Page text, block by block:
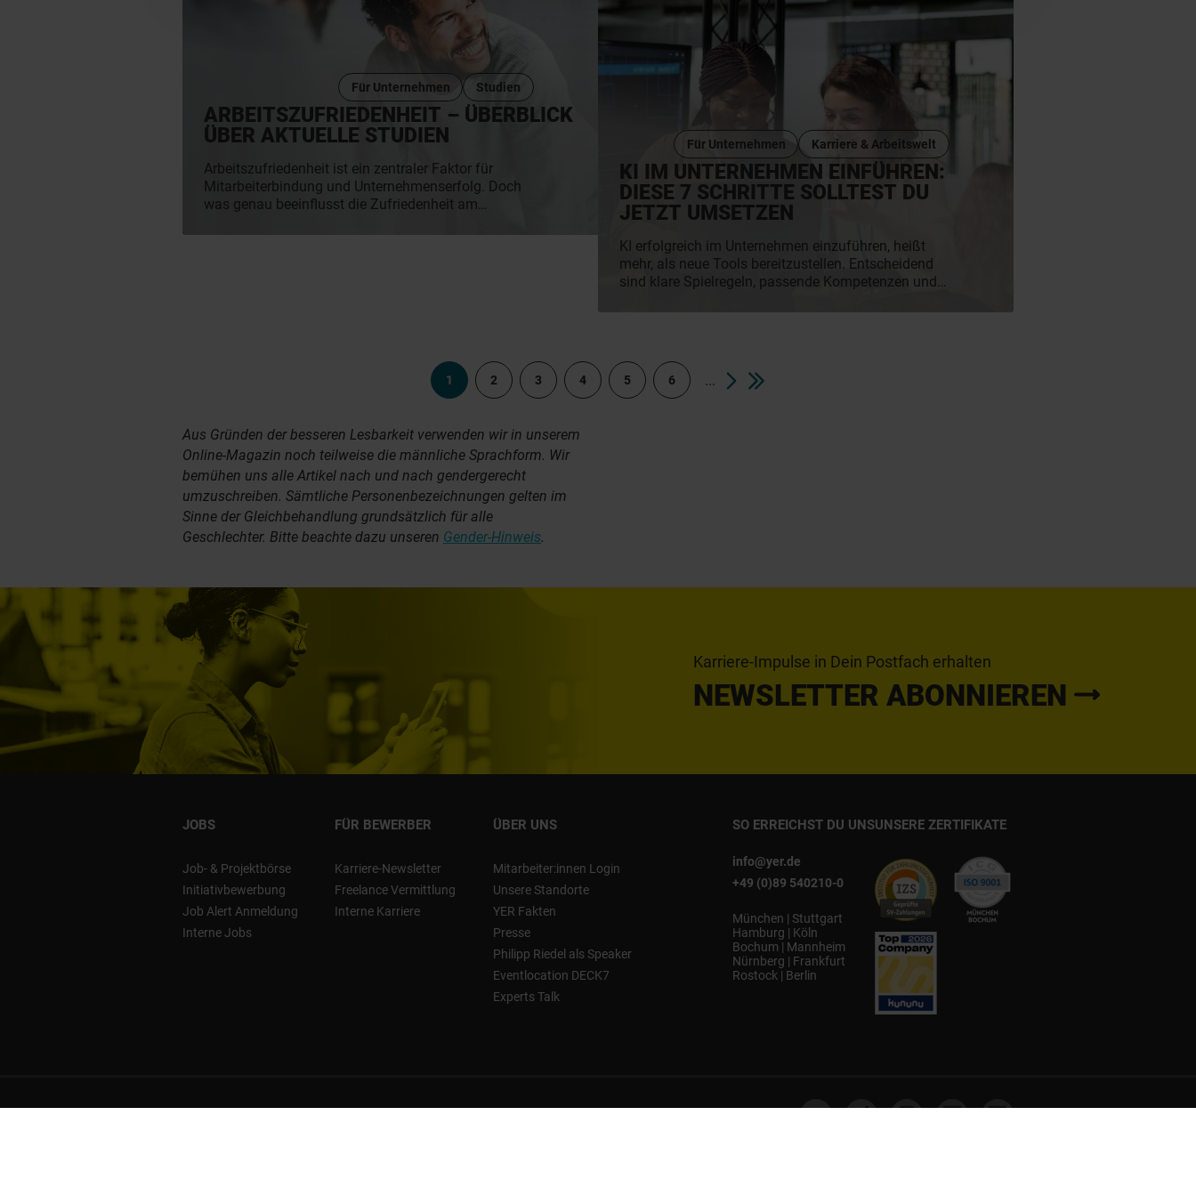
Führung, Sinnhaftigkeit und passende Tätigkeiten
an Bedeutung. Erfahre jetzt, welche Entwicklungen
die Studie sichtbar macht und was sie für
Arbeitgeber, Mitarbeiterbindung und die Arbeitswelt
von morgen bedeuten.
Studien
Für Unternehmen
ARBEITSZUFRIEDENHEIT – ÜBERBLICK
ÜBER AKTUELLE STUDIEN
Arbeitszufriedenheit ist ein zentraler Faktor für
Mitarbeiterbindung und Unternehmenserfolg. Doch
was genau beeinflusst die Zufriedenheit am
Erwartungen der Arbeitnehmer:innen über die Jahre
hier alle Studien im Überblick: kompakt, vergleichbar
und voller Impulse für die Arbeitswelt von morgen.
Karriere & Arbeitswelt
Für Unternehmen
KI IM UNTERNEHMEN EINFÜHREN:
DIESE 7 SCHRITTE SOLLTEST DU
JETZT UMSETZEN
KI erfolgreich im Unternehmen einzuführen, heißt
mehr, als neue Tools bereitzustellen. Entscheidend
sind klare Spielregeln, passende Kompetenzen und
Dir, wie das in 7 Schritten gelingt.
1 2 3 4 5 6 ...
Aus Gründen der besseren Lesbarkeit verwenden wir in unserem
Online-Magazin noch teilweise die männliche Sprachform. Wir
bemühen uns alle Artikel nach und nach gendergerecht
umzuschreiben. Sämtliche Personenbezeichnungen gelten im
Sinne der Gleichbehandlung grundsätzlich für alle
Geschlechter. Bitte beachte dazu unseren Gender-Hinweis.
Karriere-Impulse in Dein Postfach erhalten
NEWSLETTER ABONNIEREN
JOBS
Job- & Projektbörse
Initiativbewerbung
Job Alert Anmeldung
Interne Jobs
FÜR BEWERBER
Karriere-Newsletter
Freelance Vermittlung
Interne Karriere
ÜBER UNS
Mitarbeiter:innen Login
Unsere Standorte
YER Fakten
Presse
Philipp Riedel als Speaker
Eventlocation DECK7
Experts Talk
SO ERREICHST DU UNS
info@yer.de
+49 (0)89 540210-0
München | Stuttgart
Hamburg | Köln
Bochum | Mannheim
Nürnberg | Frankfurt
Rostock | Berlin
UNSERE ZERTIFIKATE